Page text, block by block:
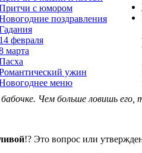
с юмором
поздравления
14 февраля
марта
ужин
меню
Чем больше ловишь его,
!? Это вопрос или